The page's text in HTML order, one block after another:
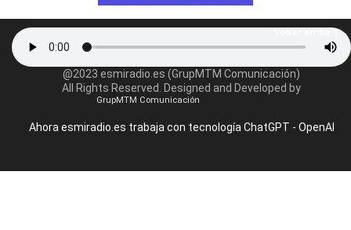
@2023 esmiradio.es (GrupMTM Comunicación)
All Rights Reserved. Designed and Developed by
GrupMTM Comunicación
Ahora esmiradio.es trabaja con tecnología ChatGPT - OpenAI